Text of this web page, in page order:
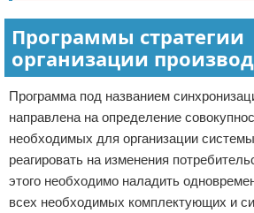
Программы стратегии
организации
Программа под названием
направлена на определение
необходимых для организации
реагировать на изменения
этого необходимо наладить
всех необходимых комплектующих и